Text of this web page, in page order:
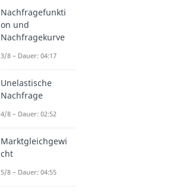
Nachfragefunkti
on und
Nachfragekurve
3/8 – Dauer: 04:17
Unelastische
Nachfrage
4/8 – Dauer: 02:52
Marktgleichgewi
cht
5/8 – Dauer: 04:55